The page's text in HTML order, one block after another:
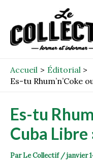
contenu
Accueil
Éditorial
Es-tu Rhum’n’Coke
Es-tu
Cuba Libre
ParLe Collectif /janvier
navigation